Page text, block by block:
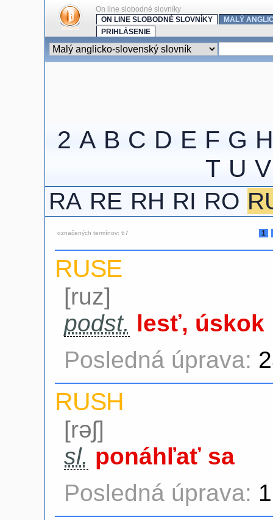
On line slobodné slovníky
ON LINE SLOBODNÉ SLOVNÍKY
MALÝ
PRIHLÁSENIE
2 A B C D E F G H
T U V
RA RE RH RI RO
označených termínov: 67 1
RUSE
[ruz]
podst. lesť, úskok
Posledná úprava:
RUSH
[rəʃ]
sl. ponáhľať sa
Posledná úprava: